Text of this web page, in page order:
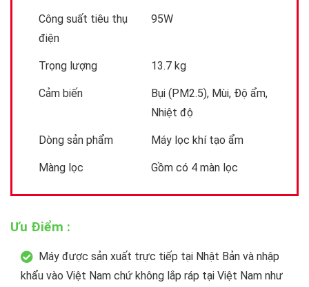
Công suất tiêu thụ
điện
95W
Trọng lượng 13.7 kg
Cảm biến
Bụi (PM2.5), Mùi, Độ ẩm,
Nhiệt độ
Dòng sản phẩm Máy lọc khí tạo ẩm
Màng lọc Gồm có 4 màn lọc
Ưu Điểm :
Máy được sản xuất trực tiếp tại Nhật Bản và nhập
khẩu vào Việt Nam chứ không lắp ráp tại Việt Nam như